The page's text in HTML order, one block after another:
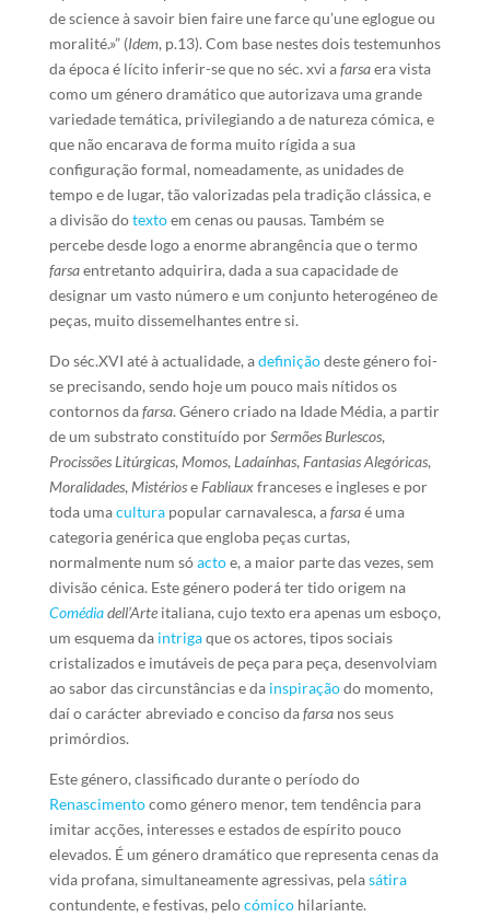
de science à savoir bien faire une farce qu’une eglogue ou
moralité.»” (Idem, p.13). Com base nestes dois testemunhos
da época é lícito inferir-se que no séc. xvi afarsaera vista
como um género dramático que autorizava uma grande
variedade temática, privilegiando a de natureza cómica, e
que não encarava de forma muito rígida a sua
configuração formal, nomeadamente, as unidades de
tempo e de lugar, tão valorizadas pela tradição clássica, e
a divisão dotextoem cenas ou pausas. Também se
percebe desde logo a enorme abrangência que o termo
farsaentretanto adquirira, dada a sua capacidade de
designar um vasto número e um conjunto heterogéneo de
peças, muito dissemelhantes entre si.
Do séc.XVI até à actualidade, adefiniçãodeste género foi-
se precisando, sendo hoje um pouco mais nítidos os
contornos dafarsa. Género criado na Idade Média, a partir
de um substrato constituído porSermões Burlescos,
Procissões Litúrgicas, Momos, Ladaínhas, Fantasias Alegóricas,
Moralidades, Mistériose Fabliauxfranceses e ingleses e por
toda umaculturapopular carnavalesca, afarsaé uma
categoria genérica que engloba peças curtas,
normalmente num sóactoe, a maior parte das vezes, sem
divisão cénica. Este género poderá ter tido origem na
Comédiadell’Arteitaliana, cujo texto era apenas um esboço,
um esquema da intrigaque os actores, tipos sociais
cristalizados e imutáveis de peça para peça, desenvolviam
ao sabor das circunstâncias e da inspiraçãodo momento,
daí o carácter abreviado e conciso dafarsanos seus
primórdios.
Este género, classificado durante o período do
Renascimentocomo género menor, tem tendência para
imitar acções, interesses e estados de espírito pouco
elevados. É um género dramático que representa cenas da
vida profana, simultaneamente agressivas, pelasátira
contundente, e festivas, pelocómicohilariante.